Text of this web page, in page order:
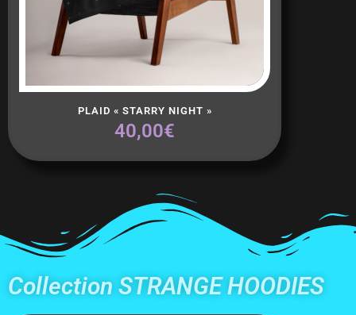
Ajouter Au Panier
PLAID « STARRY NIGHT »
40,00€
Collection STRANGE HOODIES